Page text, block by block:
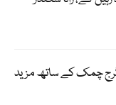
چمک کے ساتھ مزید